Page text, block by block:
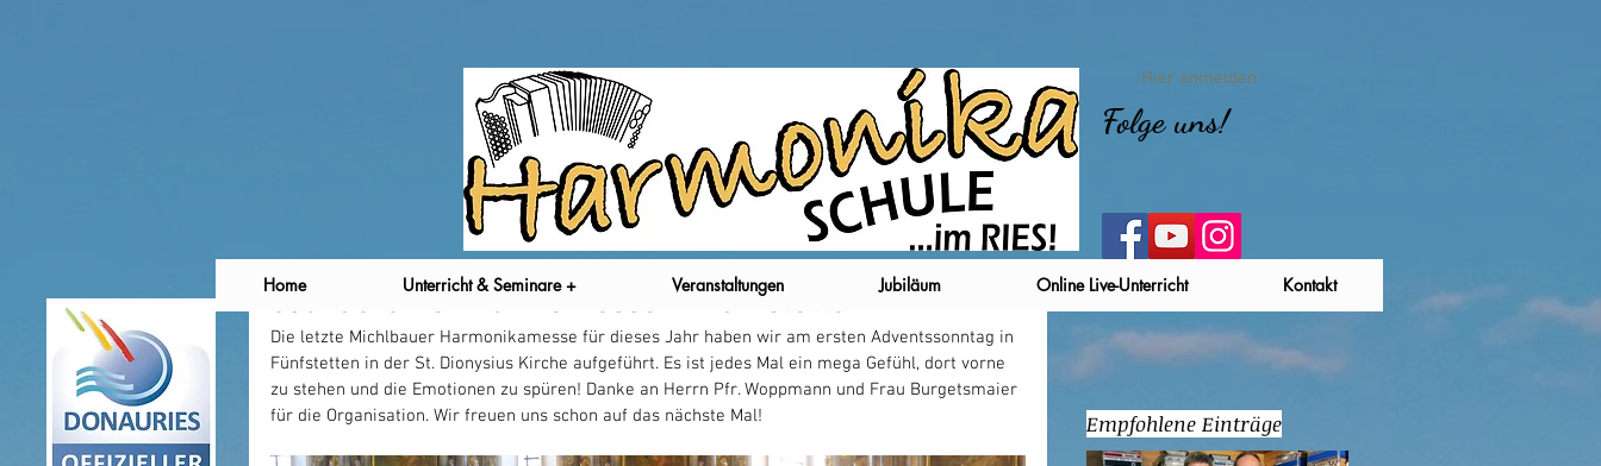
Hier anmelden
Folge uns!
Besondere Harmonikamesse in Fünfstetten
Die letzte Michlbauer Harmonikamesse für dieses Jahr haben wir am ersten Adventssonntag in
Fünfstetten in der St. Dionysius Kirche aufgeführt. Es ist jedes Mal ein mega Gefühl, dort vorne
zu stehen und die Emotionen zu spüren! Danke an Herrn Pfr. Woppmann und Frau Burgetsmaier
für die Organisation. Wir freuen uns schon auf das nächste Mal!
Empfohlene Einträge
Home Unterricht & Seminare + Veranstaltungen Jubiläum Online Live-Unterricht Kontakt